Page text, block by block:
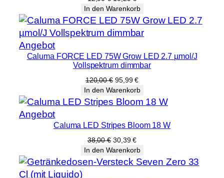
Preis
war:
12,90 €
Preis
ist:
10,29 €.
In den Warenkorb
AngebotProdukt
im
Angebot
Caluma FORCE LED 75W Grow LED 2.7 µmol/J
Vollspektrum dimmbar
120,00€ Ursprünglicher
Preis
war:
120,00 €
95,99€Aktueller
Preis
ist:
95,99 €.
In den Warenkorb
AngebotProdukt
im
Angebot
Caluma LED Stripes Bloom 18 W
38,00€ Ursprünglicher
Preis
war:
38,00 €
30,39€Aktueller
Preis
ist:
30,39 €.
In den Warenkorb